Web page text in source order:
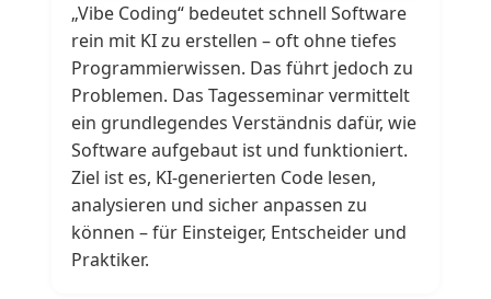
„Vibe Coding“ bedeutet schnell Software
rein mit KI zu erstellen – oft ohne tiefes
Programmierwissen. Das führt jedoch zu
Problemen. Das Tagesseminar vermittelt
ein grundlegendes Verständnis dafür, wie
Software aufgebaut ist und funktioniert.
Ziel ist es, KI-generierten Code lesen,
analysieren und sicher anpassen zu
können – für Einsteiger, Entscheider und
Praktiker.